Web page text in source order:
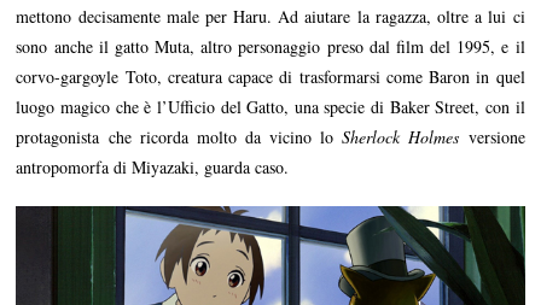
mettono decisamente male per Haru. Ad aiutare la ragazza, oltre a lui ci
sono anche il gatto Muta, altro personaggio preso dal film del 1995, e il
corvo-gargoyle Toto, creatura capace di trasformarsi come Baron in quel
luogo magico che è l’Ufficio del Gatto, una specie di Baker Street, con il
protagonista che ricorda molto da vicino loSherlock Holmes versione
antropomorfa di Miyazaki, guarda caso.